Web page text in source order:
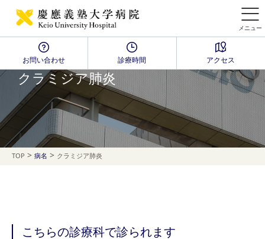
メニュー
お問い合わせ 診療時間 アクセス
Disease Name Search
クラミジア肺炎
TOP > 病名 > クラミジア肺炎
こちらの診療科で診られます